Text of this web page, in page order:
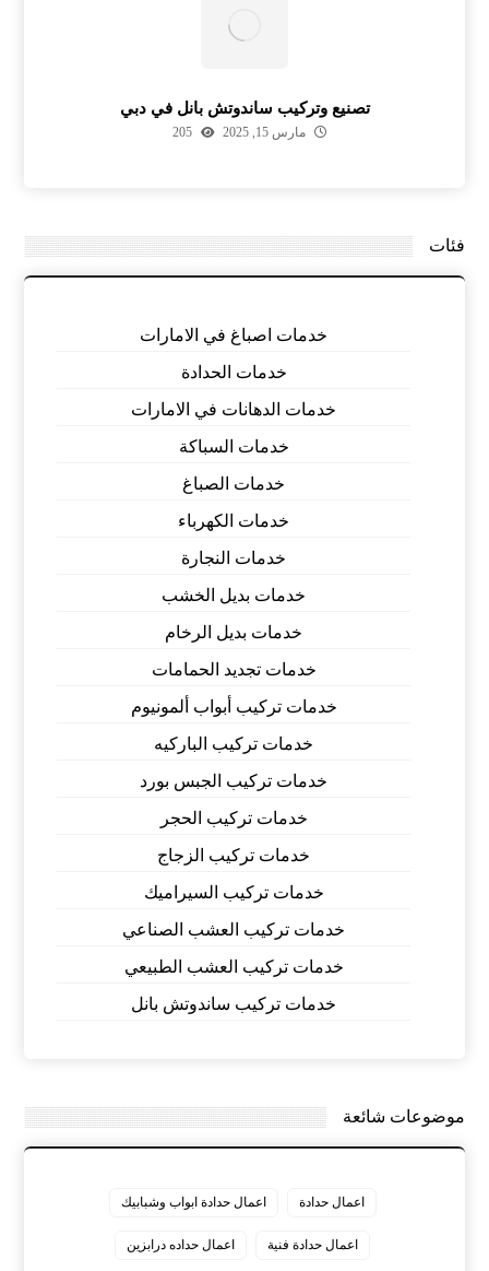
تصنيع وتركيب ساندوتش بانل في دبي
مارس 15, 2025 205
فئات
خدمات اصباغ في الامارات
خدمات الحدادة
خدمات الدهانات في الامارات
خدمات السباكة
خدمات الصباغ
خدمات الكهرباء
خدمات النجارة
خدمات بديل الخشب
خدمات بديل الرخام
خدمات تجديد الحمامات
خدمات تركيب أبواب ألمونيوم
خدمات تركيب الباركيه
خدمات تركيب الجبس بورد
خدمات تركيب الحجر
خدمات تركيب الزجاج
خدمات تركيب السيراميك
خدمات تركيب العشب الصناعي
خدمات تركيب العشب الطبيعي
خدمات تركيب ساندوتش بانل
موضوعات شائعة
اعمال حدادة اعمال حدادة ابواب وشبابيك
اعمال حدادة فنية اعمال حداده درابزين